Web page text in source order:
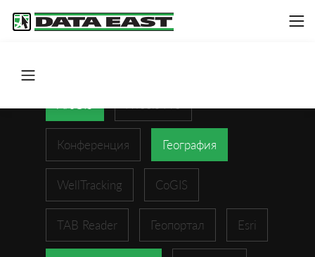
Конференция География
WellTracking CoGIS
TAB Reader Геопортал Esri